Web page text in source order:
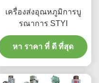
เครื่องส่งอุณหภูมิการบู
รณาการ STYI
หา ราคา ที่ ดี ที่สุด